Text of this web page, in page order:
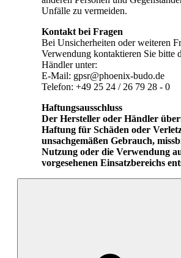
Unfälle zu vermeiden.
Kontakt bei Fragen
Bei Unsicherheiten oder weiteren
Verwendung kontaktieren Sie bitte
Händler unter:
E-Mail: gpsr@phoenix-budo.de
Telefon: +49 25 24 / 26 79 28 - 0
Haftungsausschluss
Der Hersteller oder Händler
Haftung für Schäden oder
unsachgemäßen Gebrauch,
Nutzung oder die Verwendung
vorgesehenen Einsatzbereichs